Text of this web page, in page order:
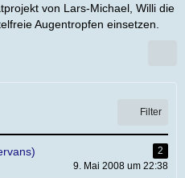
von Lars-Michael, Willi die
Augentropfen einsetzen.
Filter
2
9. Mai 2008 um 22:38